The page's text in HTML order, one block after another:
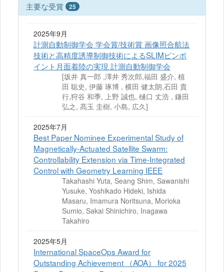
主要な受賞 25
2025年9月
計測自動制御学会 学会賞/技術賞 画像照合航法
技術と高精度誘導制御技術によるSLIMピンポ
イント月面着陸の実現 計測自動制御学会
[坂井 真一郎 ,澤井 秀次郎,福田 盛介, 植
田 聡史, 伊藤 琢博 , 横田 健太朗,石田 貴
行,狩谷 和季, 上野 誠也, 樋口 丈浩 , 鎌田
弘之, 髙玉 圭樹, 小島, 広久]
2025年7月
Best Paper Nominee Experimental Study of
Magnetically-Actuated Satellite Swarm:
Controllability Extension via Time-Integrated
Control with Geometry Learning IEEE
Takahashi Yuta, Seang Shim, Sawanishi
Yusuke, Yoshikado Hideki, Ishida
Masaru, Imamura Noritsuna, Morioka
Sumio, Sakai Shinichiro, Inagawa
Takahiro
2025年5月
International SpaceOps Award for
Outstanding Achievement （AOA） for 2025